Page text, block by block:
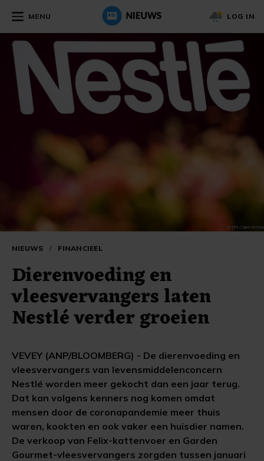
MENU LOG IN
NIEUWS / FINANCIEEL
Dierenvoeding en
vleesvervangers laten
Nestlé verder groeien
VEVEY (ANP/BLOOMBERG) - De dierenvoeding en
vleesvervangers van levensmiddelenconcern
Nestlé worden meer gekocht dan een jaar terug.
Dat kan volgens kenners nog komen omdat
mensen door de coronapandemie meer thuis
waren, kookten en ook vaker een huisdier namen.
De verkoop van Felix-kattenvoer en Garden
Gourmet-vleesvervangers zorgden tussen januari